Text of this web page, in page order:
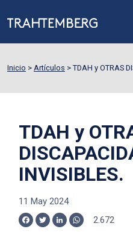
Inicio > Artículos > TDAH y OTRAS
TDAH y
INVISIBLES.
11 May 2024
Facebook
TwitterLinkedInWhatsApp
2.672